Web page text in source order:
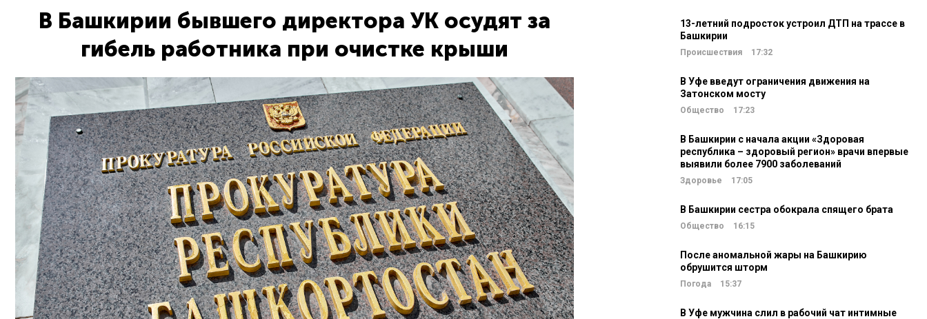
В Башкирии бывшего директора УК осудят за
гибель работника при очистке крыши
13-летний подросток устроил ДТП на трассе в
Башкирии
Происшествия 17:32
В Уфе введут ограничения движения на
Затонском мосту
Общество 17:23
В Башкирии с начала акции «Здоровая
республика – здоровый регион» врачи впервые
выявили более 7900 заболеваний
Здоровье 17:05
В Башкирии сестра обокрала спящего брата
Общество 16:15
После аномальной жары на Башкирию
обрушится шторм
Погода 15:37
В Уфе мужчина слил в рабочий чат интимные